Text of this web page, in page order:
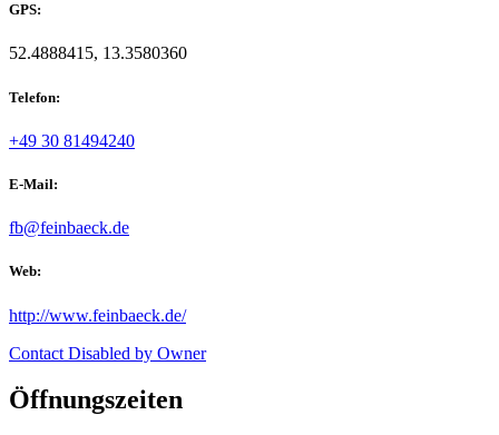
GPS:
52.4888415, 13.3580360
Telefon:
+49 30 81494240
E-Mail:
fb@feinbaeck.de
Web:
http://www.feinbaeck.de/
Contact Disabled by Owner
Öffnungszeiten